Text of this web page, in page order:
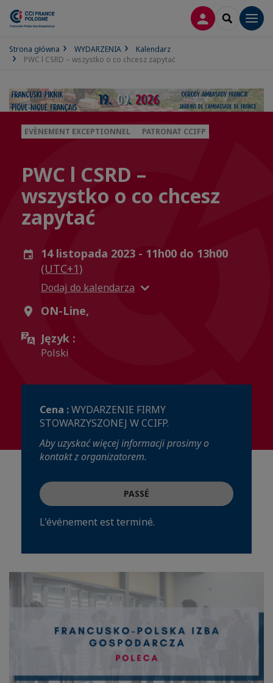
LOGOWANIE
SEARCH
Strona główna WYDARZENIA
Kalendarz
PWC l CSRD – wszystko o co chcesz zapytać
EVÈNEMENT EXCEPTIONNEL PATRONAT CCIFP
PWC l CSRD –
wszystko o co chcesz
zapytać
14 listopada 2023 - 11h00 do 13h00
(UTC+1)
Dodaj do kalendarza
ON-Line,
Język :
Polski
Cena :WYDARZENIE FIRMY
STOWARZYSZONEJ W CCIFP.
Aby uzyskać więcej informacji prosimy o
kontakt z organizatorem.
PASSÉ
L'événement est terminé.